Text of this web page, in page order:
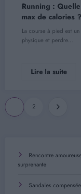
Running :
max de calories ?
La course à pied est
physique et perdre…
Lire la suite
Pagination
des
2
Rencontre
surprenante
Sandales